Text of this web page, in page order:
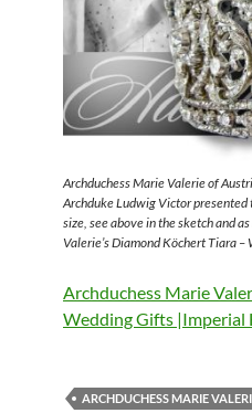
Archduchess Marie Valerie of
Archduke Ludwig Victor
size, see above in the sketch and
Valerie’s Diamond Köchert Tiara
Archduchess Marie
Wedding Gifts |Imperial
ARCHDUCHESS MARIE